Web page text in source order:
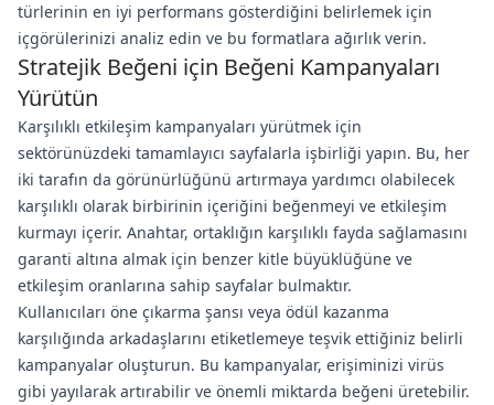
türlerinin en iyi performans gösterdiğini belirlemek için
içgörülerinizi analiz edin ve bu formatlara ağırlık verin.
Stratejik Beğeni için Beğeni Kampanyaları
Yürütün
Karşılıklı etkileşim kampanyaları yürütmek için
sektörünüzdeki tamamlayıcı sayfalarla işbirliği yapın. Bu, her
iki tarafın da görünürlüğünü artırmaya yardımcı olabilecek
karşılıklı olarak birbirinin içeriğini beğenmeyi ve etkileşim
kurmayı içerir. Anahtar, ortaklığın karşılıklı fayda sağlamasını
garanti altına almak için benzer kitle büyüklüğüne ve
etkileşim oranlarına sahip sayfalar bulmaktır.
Kullanıcıları öne çıkarma şansı veya ödül kazanma
karşılığında arkadaşlarını etiketlemeye teşvik ettiğiniz belirli
kampanyalar oluşturun. Bu kampanyalar, erişiminizi virüs
gibi yayılarak artırabilir ve önemli miktarda beğeni üretebilir.